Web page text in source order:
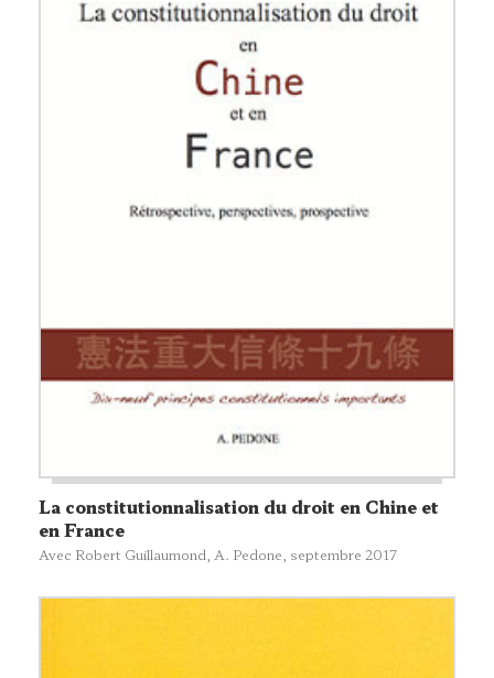
La constitutionnalisation du droit en Chine et
en France
Avec Robert Guillaumond, A. Pedone , septembre 2017